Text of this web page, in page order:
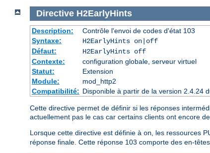
Directive H2EarlyHints
Description:
Contrôle l'envoi de codes d'état 103
Syntaxe:
H2EarlyHints on|off
Défaut:
H2EarlyHints off
Contexte:
configuration globale, serveur virtuel
Statut:
Extension
Module:
mod_http2
Compatibilité: Disponible à partir de la version 2.4.24
Cette directive permet de définir si les réponses
actuellement pas le cas car certains clients ont encore
Lorsque cette directive est définie à on , les ressources
réponse finale. Cette réponse 103 comporte des en-têtes